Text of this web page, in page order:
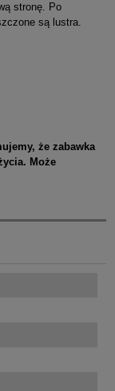
stronę. Po
są lustra.
że zabawka
Może